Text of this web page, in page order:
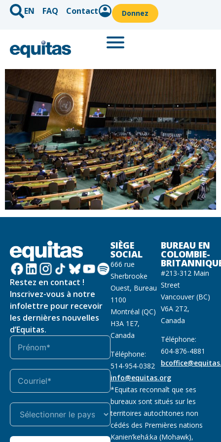
EN FAQ Contact Donnez
Restez en contact !
Inscrivez-vous à notre
infolettre pour recevoir
les dernières nouvelles
d’Equitas.
SIÈGE
SOCIAL
666 rue
Sherbrooke
Ouest, Bureau
1100
Montréal (QC)
H3A 1E7,
Canada
Téléphone:
514-954-0382
info@equitas.org
BUREAU EN
COLOMBIE-
#213-312 Main
Street
Vancouver (BC)
V6A 2T2,
Canada
Téléphone:
604-876-4881
*Equitas reconnaît que ses
bureaux sont situés sur les
territoires autochtones non
cédés des Premières nations
Kanien’kehá:ka (Mohawk),